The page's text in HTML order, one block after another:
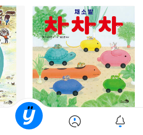
마을 [도서] 채소밭 차차차
야기 다미코 글그림 / 김소연 역